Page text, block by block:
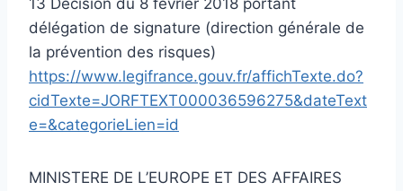
délégation de signature (direction générale de
la prévention des risques)
https://www.legifrance.gouv.fr/affichTexte.do?
cidTexte=JORFTEXT000036596275&dateText
e=&categorieLien=id
MINISTERE DE L’EUROPE ET DES AFFAIRES